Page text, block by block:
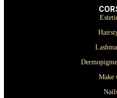
Make